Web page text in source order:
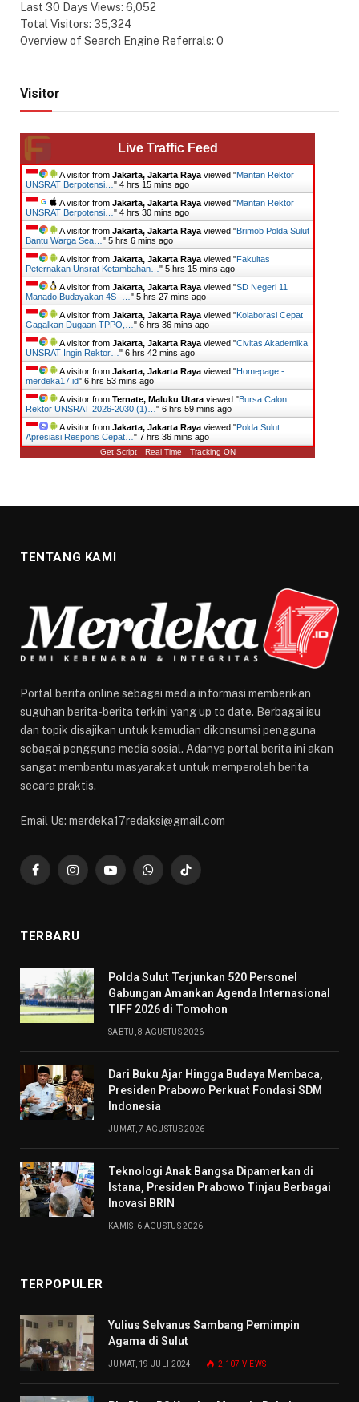
Last 30 Days Views: 6,052
Total Visitors: 35,324
Overview of Search Engine Referrals: 0
Visitor
Live Traffic Feed
A visitor from Jakarta, Jakarta Rayaviewed "Mantan Rektor
UNSRAT Berpotensi…" 4 hrs 15 mins ago
A visitor from Jakarta, Jakarta Rayaviewed "Mantan Rektor
UNSRAT Berpotensi…" 4 hrs 30 mins ago
A visitor from Jakarta, Jakarta Rayaviewed "Brimob Polda Sulut
Bantu Warga Sea…" 5 hrs 6 mins ago
A visitor from Jakarta, Jakarta Rayaviewed "Fakultas
Peternakan Unsrat Ketambahan…" 5 hrs 15 mins ago
A visitor from Jakarta, Jakarta Rayaviewed "SD Negeri 11
Manado Budayakan 4S -…" 5 hrs 27 mins ago
A visitor from Jakarta, Jakarta Rayaviewed "Kolaborasi Cepat
Gagalkan Dugaan TPPO,…" 6 hrs 36 mins ago
A visitor from Jakarta, Jakarta Rayaviewed "Civitas Akademika
UNSRAT Ingin Rektor…" 6 hrs 42 mins ago
A visitor from Jakarta, Jakarta Rayaviewed "Homepage -
merdeka17.id" 6 hrs 53 mins ago
A visitor from Ternate, Maluku Utaraviewed "Bursa Calon
Rektor UNSRAT 2026-2030 (1)…" 6 hrs 59 mins ago
A visitor from Jakarta, Jakarta Rayaviewed "Polda Sulut
Apresiasi Respons Cepat…" 7 hrs 36 mins ago
Get Script Real Time Tracking ON
TENTANG KAMI
Portal berita online sebagai media informasi memberikan
suguhan berita-berita terkini yang up to date. Berbagai isu
dan topik disajikan untuk kemudian dikonsumsi pengguna
sebagai pengguna media sosial. Adanya portal berita ini akan
sangat membantu masyarakat untuk memperoleh berita
secara praktis.
Email Us: merdeka17redaksi@gmail.com
FacebookInstagramYouTubeWhatsAppTikTok
TERBARU
​Polda Sulut Terjunkan 520 Personel
Gabungan Amankan Agenda Internasional
TIFF 2026 di Tomohon
SABTU, 8 AGUSTUS 2026
Dari Buku Ajar Hingga Budaya Membaca,
Presiden Prabowo Perkuat Fondasi SDM
Indonesia
JUMAT, 7 AGUSTUS 2026
Teknologi Anak Bangsa Dipamerkan di
Istana, Presiden Prabowo Tinjau Berbagai
Inovasi BRIN
KAMIS, 6 AGUSTUS 2026
TERPOPULER
Yulius Selvanus Sambang Pemimpin
Agama di Sulut
JUMAT, 19 JULI 2024 2,107 VIEWS